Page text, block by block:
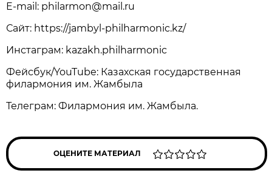
E-mail: philarmon@mail.ru
Сайт: https://jambyl-philharmonic.kz/
Инстаграм: kazakh.philharmonic
Фейсбук/YouTube: Казахская государственная
филармония им. Жамбыла
Телеграм: Филармония им. Жамбыла.
ОЦЕНИТЕ МАТЕРИАЛ